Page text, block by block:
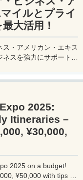
イルとプライ
大活用！
・アメリカン・エキス
スを強力にサポートす
無料も魅力。ステータ
ジネスカードで、あな
アップさせませんか？
2025:
Itineraries –
¥30,000,
2025 on a budget!
¥50,000 with tips to